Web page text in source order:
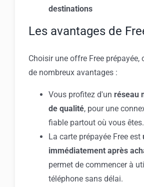
destinations
Les avantages de
Choisir une offre Free prépayée,
de nombreux avantages :
Vous profitez d'un réseau
de qualité, pour une
fiable partout où vous êtes.
La carte prépayée Free est
immédiatement après
permet de commencer à
téléphone sans délai.